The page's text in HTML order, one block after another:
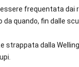
frequentata
quando, fin dalle
strappata dalla